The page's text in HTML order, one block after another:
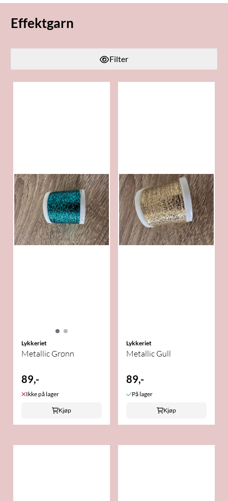
Effektgarn
Filter
Lykkeriet
Metallic Grønn
89,-
Ikke på lager
Kjøp
Lykkeriet
Metallic Gull
89,-
På lager
Kjøp